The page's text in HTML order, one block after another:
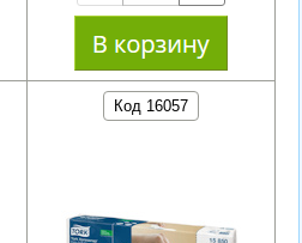
Код 16057